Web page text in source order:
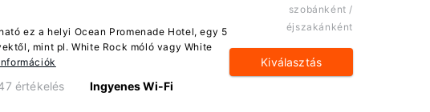
ez a helyi Ocean Promenade Hotel, egy 5
mint pl. White Rock móló vagy White
értékelés Ingyenes Wi-Fi
szobánként /
éjszakánként
Kiválasztás